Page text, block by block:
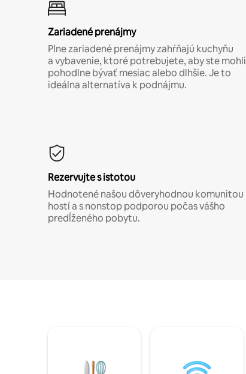
Zariadené prenájmy
Plne zariadené prenájmy zahŕňajú kuchyňu
a vybavenie, ktoré potrebujete, aby ste mohli
pohodlne bývať mesiac alebo dlhšie. Je to
ideálna alternatíva k podnájmu.
Rezervujte s istotou
Hodnotené našou dôveryhodnou komunitou
hostí a s nonstop podporou počas vášho
predĺženého pobytu.